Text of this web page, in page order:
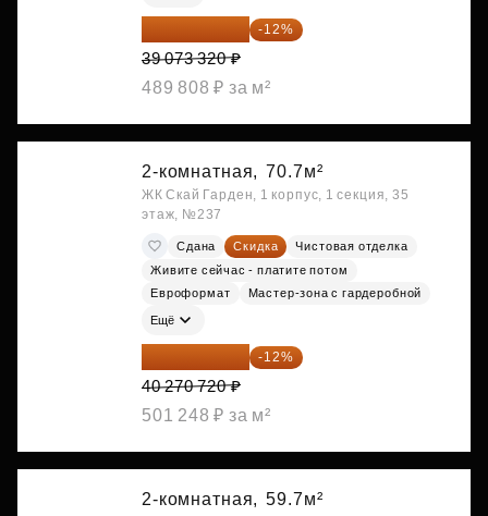
34 384 522 ₽ -12%
39 073 320 ₽
489 808 ₽ за м²
2-комнатная, 70.7м²
ЖК Скай Гарден, 1 корпус, 1 секция, 35
этаж, №237
Сдана Скидка
Чистовая отделка
Живите сейчас - платите потом
Евроформат
Мастер-зона с гардеробной
Ещё
35 438 234 ₽ -12%
40 270 720 ₽
501 248 ₽ за м²
2-комнатная, 59.7м²